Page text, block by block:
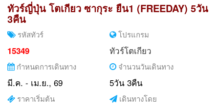
ทัวร์ญี่ปุ่น โตเกียว ซากุระ ยืน1 (FREEDAY) 5วัน
3คืน
รหัสทัวร์
15349
โปรแกรม
ทัวร์โตเกียว
กำหนดการเดินทาง
มี.ค. - เม.ย., 69
จำนวนวันเดินทาง
5วัน 3คืน
ราคาเริ่มต้น เดินทางโดย